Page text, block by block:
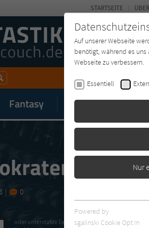
Fantasy Mystery
STARTSEITE
auf
0
oder unterstütze Deinen
Auf unserer Webseite
benötigt, während es uns
Webseite zu verbessern.
Essentiell
Nur
Essentielle Cookies
benötigt. Dadurch ist
Powered by
sgalinski Cookie Opt In